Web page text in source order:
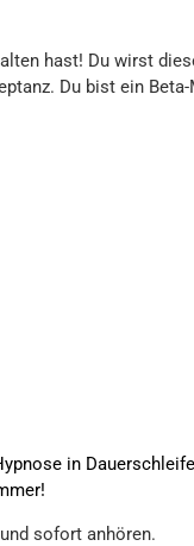
hast! Du wirst
Du bist ein Beta-
in
sofort anhören.